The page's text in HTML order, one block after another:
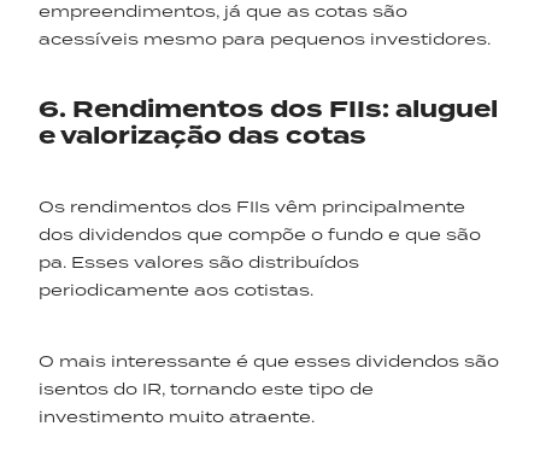
empreendimentos, já que as cotas são
acessíveis mesmo para pequenos investidores.
6. Rendimentos dos FIIs: aluguel
e valorização das cotas
Os rendimentos dos FIIs vêm principalmente
dos dividendos que compõe o fundo e que são
pa. Esses valores são distribuídos
periodicamente aos cotistas.
O mais interessante é que esses dividendos são
isentos do IR, tornando este tipo de
investimento muito atraente.